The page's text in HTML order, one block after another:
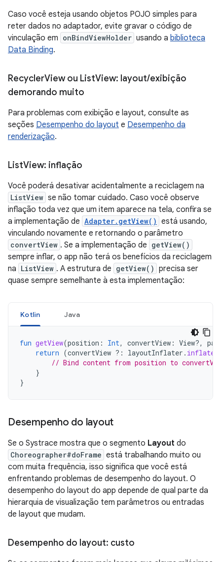
Caso você esteja usando objetos POJO simples para
reter dados no adaptador, evite gravar o código de
vinculação em onBindViewHolder usando a biblioteca
Data Binding.
RecyclerView ou ListView: layout/exibição
demorando muito
Para problemas com exibição e layout, consulte as
seções Desempenho do layout e Desempenho da
renderização.
ListView: inflação
Você poderá desativar acidentalmente a reciclagem na
ListView se não tomar cuidado. Caso você observe
inflação toda vez que um item aparece na tela, confira se
a implementação de Adapter.getView() está usando,
vinculando novamente e retornando o parâmetro
convertView . Se a implementação de getView()
sempre inflar, o app não terá os benefícios da reciclagem
na ListView . A estrutura de getView() precisa ser
quase sempre semelhante à esta implementação:
Kotlin Java
fun getView(position : Int, convertView : View?,
return (convertView ?: layoutInflater . inflate
// Bind content from position to
}
}
Desempenho do layout
Se o Systrace mostra que o segmento Layout do
Choreographer#doFrame está trabalhando muito ou
com muita frequência, isso significa que você está
enfrentando problemas de desempenho do layout. O
desempenho do layout do app depende de qual parte da
hierarquia de visualização tem parâmetros ou entradas
de layout que mudam.
Desempenho do layout: custo